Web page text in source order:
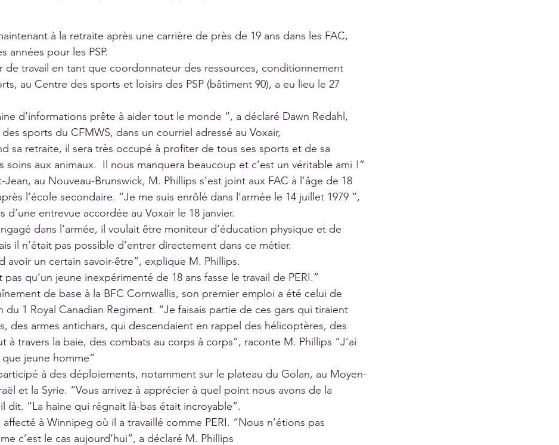
à la retraite après une carrière de près de 19 ans dans les FAC,
années pour les PSP.
de travail en tant que coordonnateur des ressources, conditionnement
au Centre des sports et loisirs des PSP (bâtiment 90), a eu lieu le 27
d’informations prête à aider tout le monde “, a déclaré Dawn Redahl,
sports du CFMWS, dans un courriel adressé au Voxair,
sa retraite, il sera très occupé à profiter de tous ses sports et de sa
soins aux animaux.  Il nous manquera beaucoup et c’est un véritable ami !”
Jean, au Nouveau-Brunswick, M. Phillips s’est joint aux FAC à l’âge de 18
l’école secondaire. “Je me suis enrôlé dans l’armée le 14 juillet 1979 “,
d’une entrevue accordée au Voxair le 18 janvier.
dans l’armée, il voulait être moniteur d’éducation physique et de
il n’était pas possible d’entrer directement dans ce métier.
avoir un certain savoir-être”, explique M. Phillips.
pas qu’un jeune inexpérimenté de 18 ans fasse le travail de PERI.”
de base à la BFC Cornwallis, son premier emploi a été celui de
du 1 Royal Canadian Regiment. “Je faisais partie de ces gars qui tiraient
des armes antichars, qui descendaient en rappel des hélicoptères, des
à travers la baie, des combats au corps à corps”, raconte M. Phillips “J’ai
jeune homme”
à des déploiements, notamment sur le plateau du Golan, au Moyen-
et la Syrie. “Vous arrivez à apprécier à quel point nous avons de la
dit. “La haine qui régnait là-bas était incroyable”.
affecté à Winnipeg où il a travaillé comme PERI. “Nous n’étions pas
c’est le cas aujourd’hui”, a déclaré M. Phillips